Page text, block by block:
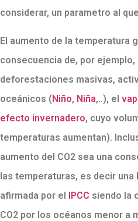
considerar, un parametro al
El aumento de la temperatura
consecuencia de, por
deforestaciones masivas,
oceánicos (Niño, Niña,..), el
efecto invernadero, cuyo
temperaturas aumentan).
aumento del CO2 sea una
las temperaturas, es decir
afirmada por el IPCC siendo la
CO2 por los océanos menor a